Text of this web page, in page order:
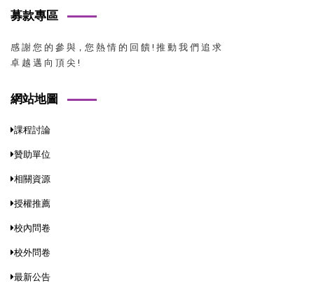
募款專區
感 謝 您 的 參 與，您 熱 情 的 回 饋 ! 推 動 我 們 追 求
卓 越 邁 向 頂 尖 !
網站地圖
課程討論
贊助單位
相關資源
授權推薦
校內問卷
校外問卷
最新公告